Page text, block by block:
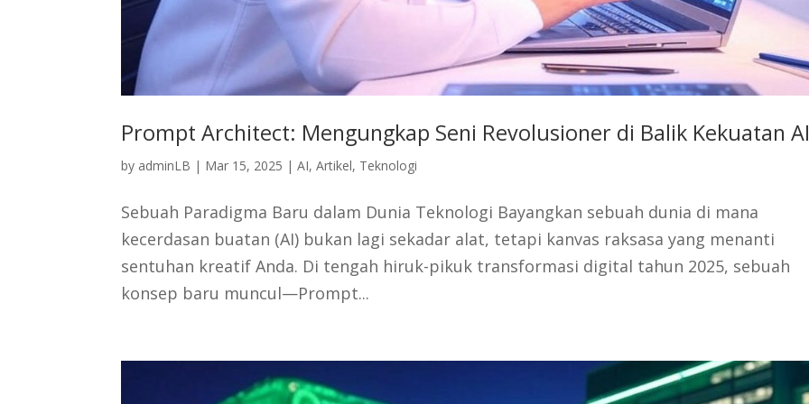
Prompt Architect: Mengungkap Seni Revolusioner di Balik Kekuatan
by adminLB | Mar 15, 2025 |AI,Artikel, Teknologi
Sebuah Paradigma Baru dalam Dunia Teknologi Bayangkan sebuah dunia di mana
kecerdasan buatan (AI) bukan lagi sekadar alat, tetapi kanvas raksasa yang menanti
sentuhan kreatif Anda. Di tengah hiruk-pikuk transformasi digital tahun 2025, sebuah
konsep baru muncul—Prompt...